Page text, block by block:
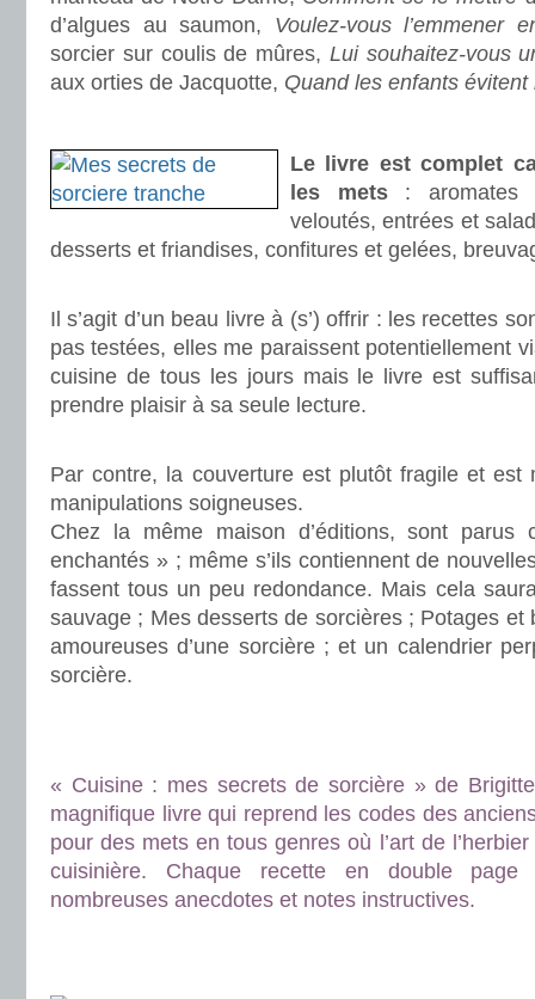
d’algues au saumon, Voulez-vous l’emmener
sorcier sur coulis de mûres, Lui souhaitez-vous
aux orties de Jacquotte, Quand les enfants évitent
Le livre est complet
les mets: aromates
veloutés, entrées et
desserts et friandises, confitures et gelées,
Il s’agit d’un beau livre à (s’) offrir : les recettes
pas testées, elles me paraissent potentiellement
cuisine de tous les jours mais le livre est
prendre plaisir à sa seule lecture.
Par contre, la couverture est plutôt fragile et est
manipulations soigneuses.
Chez la même maison d’éditions, sont parus
enchantés » ; même s’ils contiennent de
fassent tous un peu redondance. Mais cela
sauvage ; Mes desserts de sorcières ; Potages et
amoureuses d’une sorcière ; et un calendrier
sorcière.
« Cuisine : mes secrets de sorcière » de
magnifique livre qui reprend les codes des
pour des mets en tous genres où l’art de
cuisinière. Chaque recette en double
nombreuses anecdotes et notes instructives.